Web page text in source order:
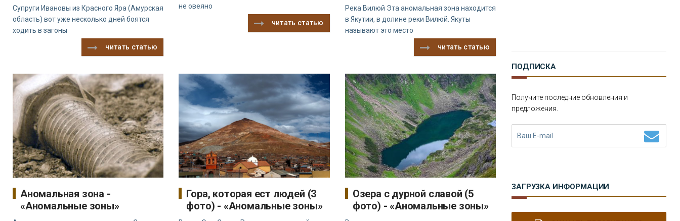
Супруги Ивановы из Красного Яра (Амурская
область) вот уже несколько дней боятся
ходить в загоны
читать статью
не овеяно
читать статью
Река Вилюй Эта аномальная зона находится
в Якутии, в долине реки Вилюй. Якуты
называют это место
читать статью
Аномальная зона -
«Аномальные зоны»
Гора, которая ест людей (3
фото) - «Аномальные зоны»
Озера с дурной славой (5
фото) - «Аномальные зоны»
ПОДПИСКА
Получите последние обновления и
предложения.
ЗАГРУЗКА ИНФОРМАЦИИ